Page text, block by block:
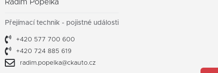
Radim Popelka
Přejímací technik - pojistné události
+420 577 700 600
+420 724 885 619
radim.popelka@ckauto.cz